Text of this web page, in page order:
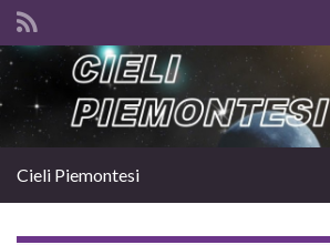
Search for:
Cieli Piemontesi